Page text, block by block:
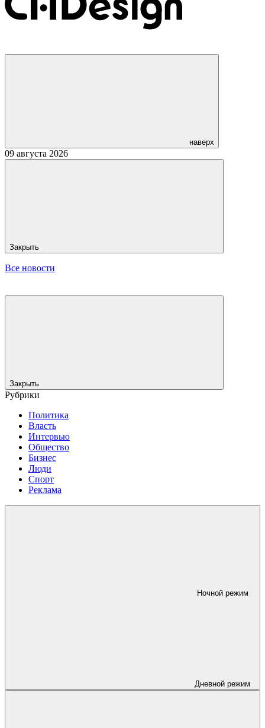
наверх
09 августа 2026
Закрыть
Все новости
Закрыть
Рубрики
Политика
Власть
Интервью
Общество
Бизнес
Люди
Спорт
Реклама
Ночной режим
Дневной режим